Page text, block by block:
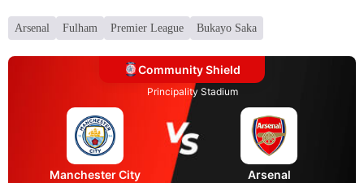
Arsenal Fulham Premier League Bukayo Saka
Community Shield
Principality Stadium
Manchester City Arsenal